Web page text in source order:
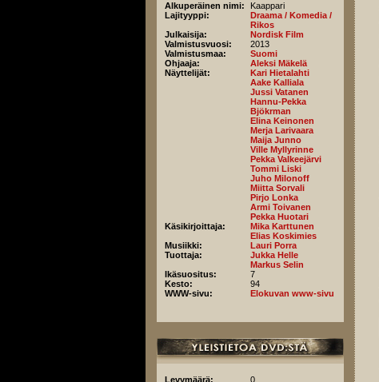
Alkuperäinen nimi:
Kaappari
Lajityyppi:
Draama / Komedia /
Rikos
Julkaisija:
Nordisk Film
Valmistusvuosi:
2013
Valmistusmaa:
Suomi
Ohjaaja:
Aleksi Mäkelä
Näyttelijät:
Kari Hietalahti
Aake Kalliala
Jussi Vatanen
Hannu-Pekka
Bjökrman
Elina Keinonen
Merja Larivaara
Maija Junno
Ville Myllyrinne
Pekka Valkeejärvi
Tommi Liski
Juho Milonoff
Miitta Sorvali
Pirjo Lonka
Armi Toivanen
Pekka Huotari
Käsikirjoittaja:
Mika Karttunen
Elias Koskimies
Musiikki:
Lauri Porra
Tuottaja:
Jukka Helle
Markus Selin
Ikäsuositus:
7
Kesto:
94
WWW-sivu:
Elokuvan www-sivu
Levymäärä:
0